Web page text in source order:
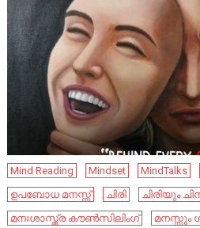
Mind Reading Mindset MindTalks
ഉപബോധ മനസ്സ്
ചിരി ചിരിയും
മനഃശാസ്ത്ര കൗൺസിലിംഗ്
മനസ്സും